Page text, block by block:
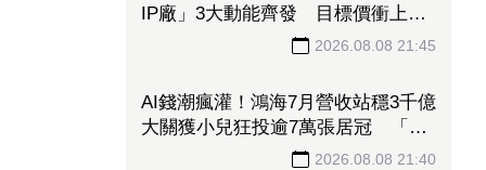
IP廠」3大動能齊發 目標價衝上
2026.08.08 21:45
AI錢潮瘋灌！鴻海7月營收站穩3千億
大關獲小兒狂投逾7萬張居冠 「這
檔」單月營收首跨9千億、法說前夕
2026.08.08 21:40